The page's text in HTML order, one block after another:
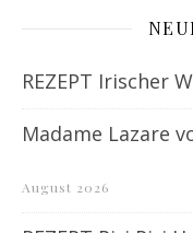
REZEPT Irischer
Madame Lazare
August 2026